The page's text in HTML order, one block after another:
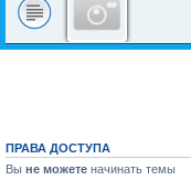
ПРАВА ДОСТУПА
Вы не можете начинать темы